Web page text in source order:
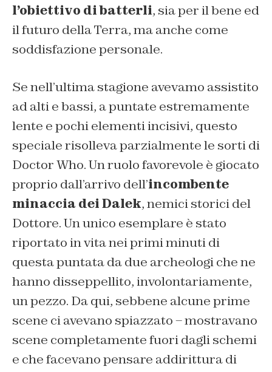
l’obiettivo di batterli, sia per il bene ed
il futuro della Terra, ma anche come
soddisfazione personale.
Se nell’ultima stagione avevamo assistito
ad alti e bassi, a puntate estremamente
lente e pochi elementi incisivi, questo
speciale risolleva parzialmente le sorti di
Doctor Who. Un ruolo favorevole è giocato
proprio dall’arrivo dell’incombente
minaccia dei Dalek, nemici storici del
Dottore. Un unico esemplare è stato
riportato in vita nei primi minuti di
questa puntata da due archeologi che ne
hanno disseppellito, involontariamente,
un pezzo. Da qui, sebbene alcune prime
scene ci avevano spiazzato – mostravano
scene completamente fuori dagli schemi
e che facevano pensare addirittura di